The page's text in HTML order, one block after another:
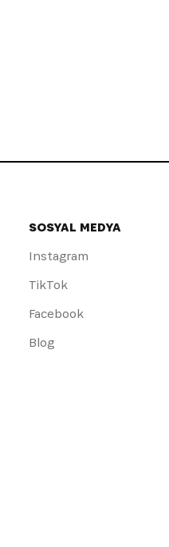
SOSYAL MEDYA
Instagram
TikTok
Facebook
Blog